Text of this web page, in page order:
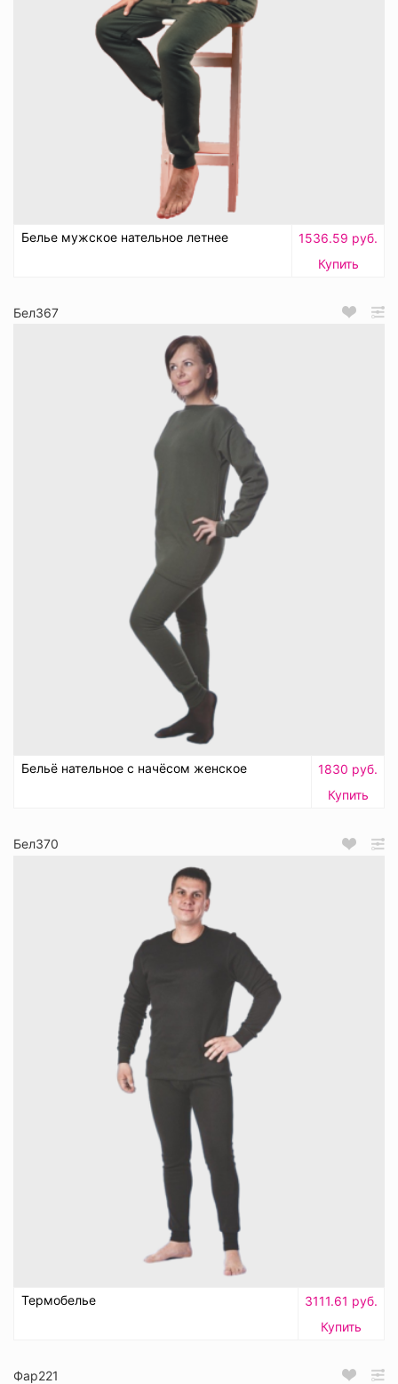
Белье мужское нательное летнее
1536.59 руб.
Купить
Бел367
Бельё нательное с начёсом женское
1830 руб.
Купить
Бел370
Термобелье
3111.61 руб.
Купить
Фар221